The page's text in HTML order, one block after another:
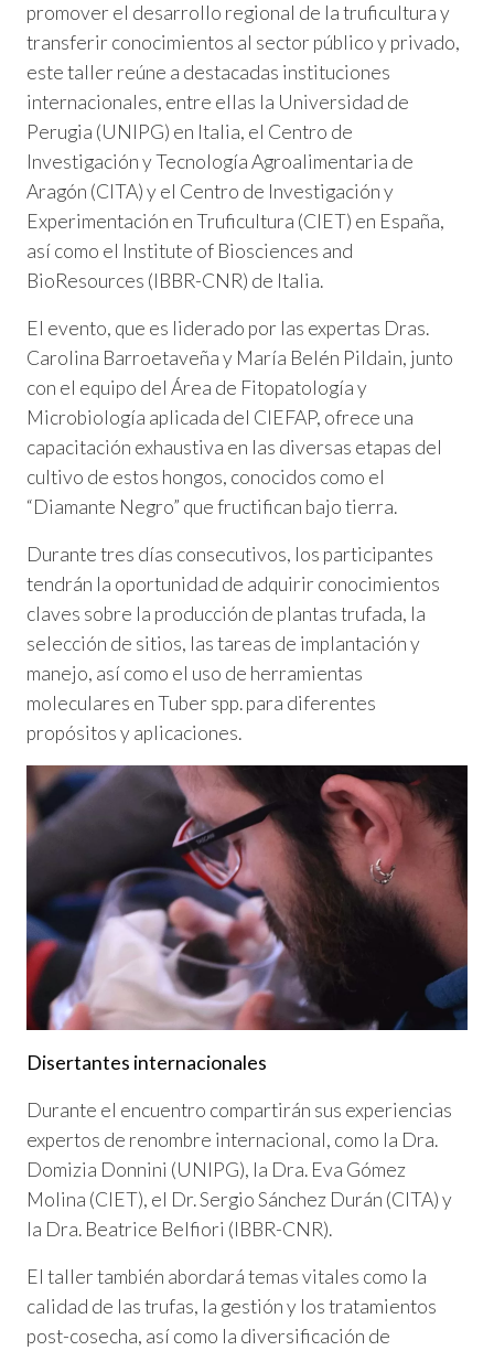
promover el desarrollo regional de la truficultura y
transferir conocimientos al sector público y privado,
este taller reúne a destacadas instituciones
internacionales, entre ellas la Universidad de
Perugia (UNIPG) en Italia, el Centro de
Investigación y Tecnología Agroalimentaria de
Aragón (CITA) y el Centro de Investigación y
Experimentación en Truficultura (CIET) en España,
así como el Institute of Biosciences and
BioResources (IBBR-CNR) de Italia.
El evento, que es liderado por las expertas Dras.
Carolina Barroetaveña y María Belén Pildain, junto
con el equipo del Área de Fitopatología y
Microbiología aplicada del CIEFAP, ofrece una
capacitación exhaustiva en las diversas etapas del
cultivo de estos hongos, conocidos como el
“Diamante Negro” que fructifican bajo tierra.
Durante tres días consecutivos, los participantes
tendrán la oportunidad de adquirir conocimientos
claves sobre la producción de plantas trufada, la
selección de sitios, las tareas de implantación y
manejo, así como el uso de herramientas
moleculares en Tuber spp. para diferentes
propósitos y aplicaciones.
Disertantes internacionales
Durante el encuentro compartirán sus experiencias
expertos de renombre internacional, como la Dra.
Domizia Donnini (UNIPG), la Dra. Eva Gómez
Molina (CIET), el Dr. Sergio Sánchez Durán (CITA) y
la Dra. Beatrice Belfiori (IBBR-CNR).
El taller también abordará temas vitales como la
calidad de las trufas, la gestión y los tratamientos
post-cosecha, así como la diversificación de